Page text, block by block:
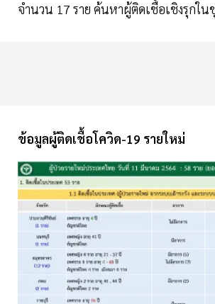
จำนวน 17 ราย ค้นหาผู้ติดเชื้อเชิงรุกใน
ข้อมูลผู้ติดเชื้อโควิด-19 รายใหม่